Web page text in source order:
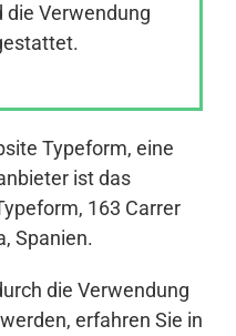
die Verwendung
Typeform, eine
ist das
163 Carrer
Spanien.
die Verwendung
erfahren Sie in